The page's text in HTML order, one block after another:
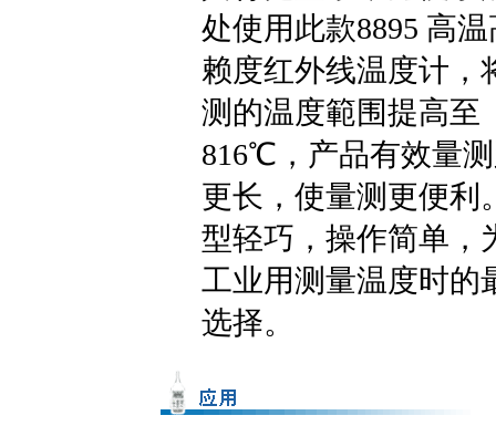
处使用此款8895 高
赖度红外线温度计，
测的温度範围提高至
816℃，产品有效量
更长，使量测更便利
型轻巧，操作简单，
工业用测量温度时的
选择。